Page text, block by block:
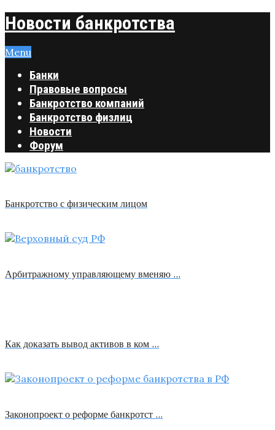
Новости банкротства
Menu
Банки
Правовые вопросы
Банкротство компаний
Банкротство физлиц
Новости
Форум
Банкротство с физическим лицом
Арбитражному управляющему вменяю …
Как доказать вывод активов в ком …
Законопроект о реформе банкротст …